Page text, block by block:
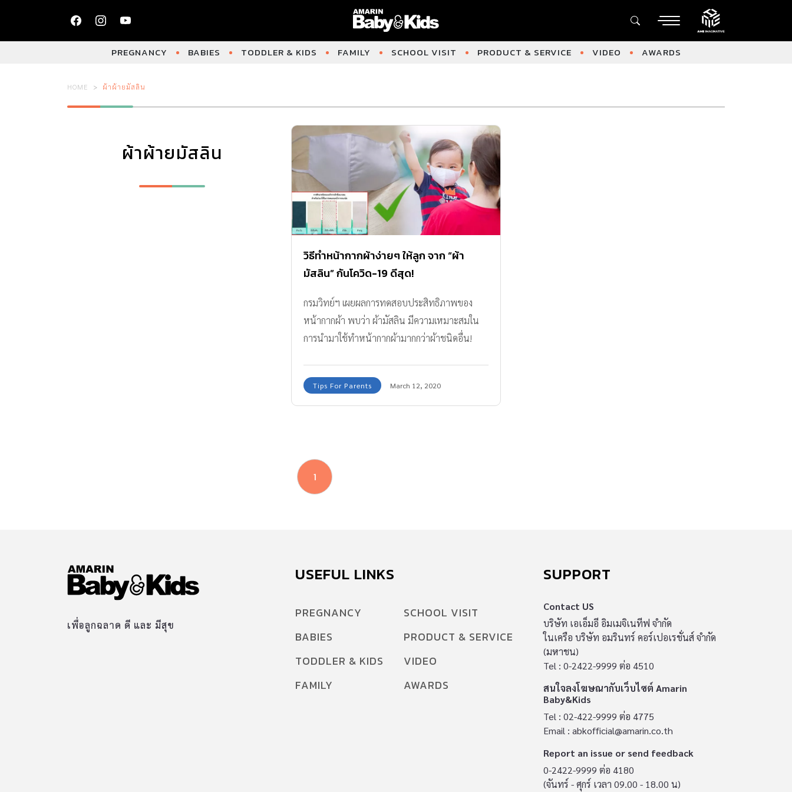
PREGNANCY BABIES TODDLER & KIDS FAMILY SCHOOL VISIT PRODUCT & SERVICE VIDEO AWARDS
HOME ผ้าผ้ายมัสลิน
ผ้าผ้ายมัสลิน
วิธีทำหน้ากากผ้าง่ายๆ ให้ลูก จาก “ผ้า
มัสลิน” กันโควิด-19 ดีสุด!
กรมวิทย์ฯ เผยผลการทดสอบประสิทธิภาพของ
หน้ากากผ้า พบว่า ผ้ามัสลิน มีความเหมาะสมใน
การนำมาใช้ทำหน้ากากผ้ามากกว่าผ้าชนิดอื่น!
Tips For Parents March 12, 2020
1
เพื่อลูกฉลาด ดี และ มีสุข
USEFUL LINKS
PREGNANCY
BABIES
TODDLER & KIDS
FAMILY
SCHOOL VISIT
PRODUCT & SERVICE
VIDEO
AWARDS
SUPPORT
Contact US
บริษัท เอเอ็มอี อิมเมจิเนทีฟ จำกัด
ในเครือ บริษัท อมรินทร์ คอร์เปอเรชั่นส์ จำกัด
(มหาชน)
Tel : 0-2422-9999 ต่อ 4510
สนใจลงโฆษณากับเว็บไซต์ Amarin
Baby&Kids
Tel : 02-422-9999 ต่อ 4775
Email : abkofficial@amarin.co.th
Report an issue or send feedback
0-2422-9999 ต่อ 4180
(จันทร์ - ศุกร์ เวลา 09.00 - 18.00 น)